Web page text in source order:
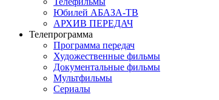
Юбилей АБАЗА-ТВ
АРХИВ ПЕРЕДАЧ
Телепрограмма
Программа передач
Художественные фильмы
Документальные фильмы
Мультфильмы
Сериалы